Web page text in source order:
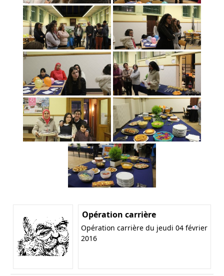
Opération carrière
Opération carrière du jeudi 04 février
2016